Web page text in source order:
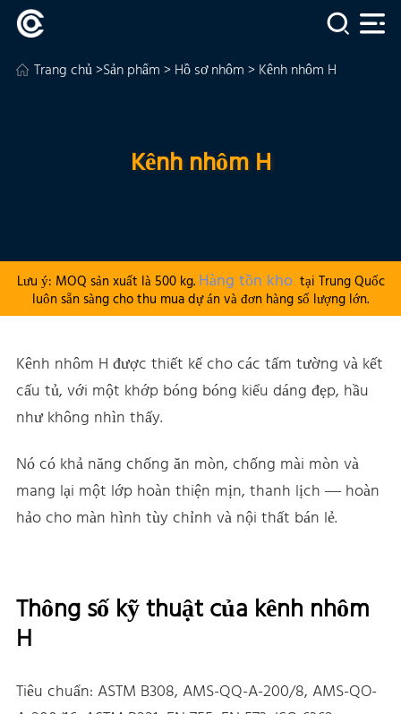
Trang chủ>Sản phẩm>Hồ sơ nhôm> Kênh nhôm H
Kênh nhôm H
Lưu ý: MOQ sản xuất là 500 kg. Hàng tồn khotại Trung Quốc
luôn sẵn sàng cho thu mua dự án và đơn hàng số lượng lớn.
Kênh nhôm H được thiết kế cho các tấm tường và kết
cấu tủ, với một khớp bóng bóng kiểu dáng đẹp, hầu
như không nhìn thấy.
Nó có khả năng chống ăn mòn, chống mài mòn và
mang lại một lớp hoàn thiện mịn, thanh lịch — hoàn
hảo cho màn hình tùy chỉnh và nội thất bán lẻ.
Thông số kỹ thuật của kênh nhôm
H
Tiêu chuẩn: ASTM B308, AMS-QQ-A-200/8, AMS-QO-